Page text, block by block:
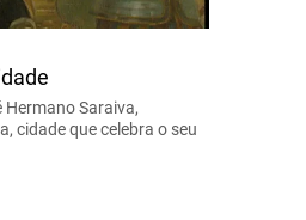
Saraiva,
cidade que celebra o seu